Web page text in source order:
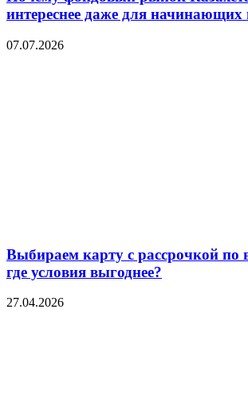
интереснее даже для начинающих
07.07.2026
Выбираем карту с рассрочкой по
где условия выгоднее?
27.04.2026